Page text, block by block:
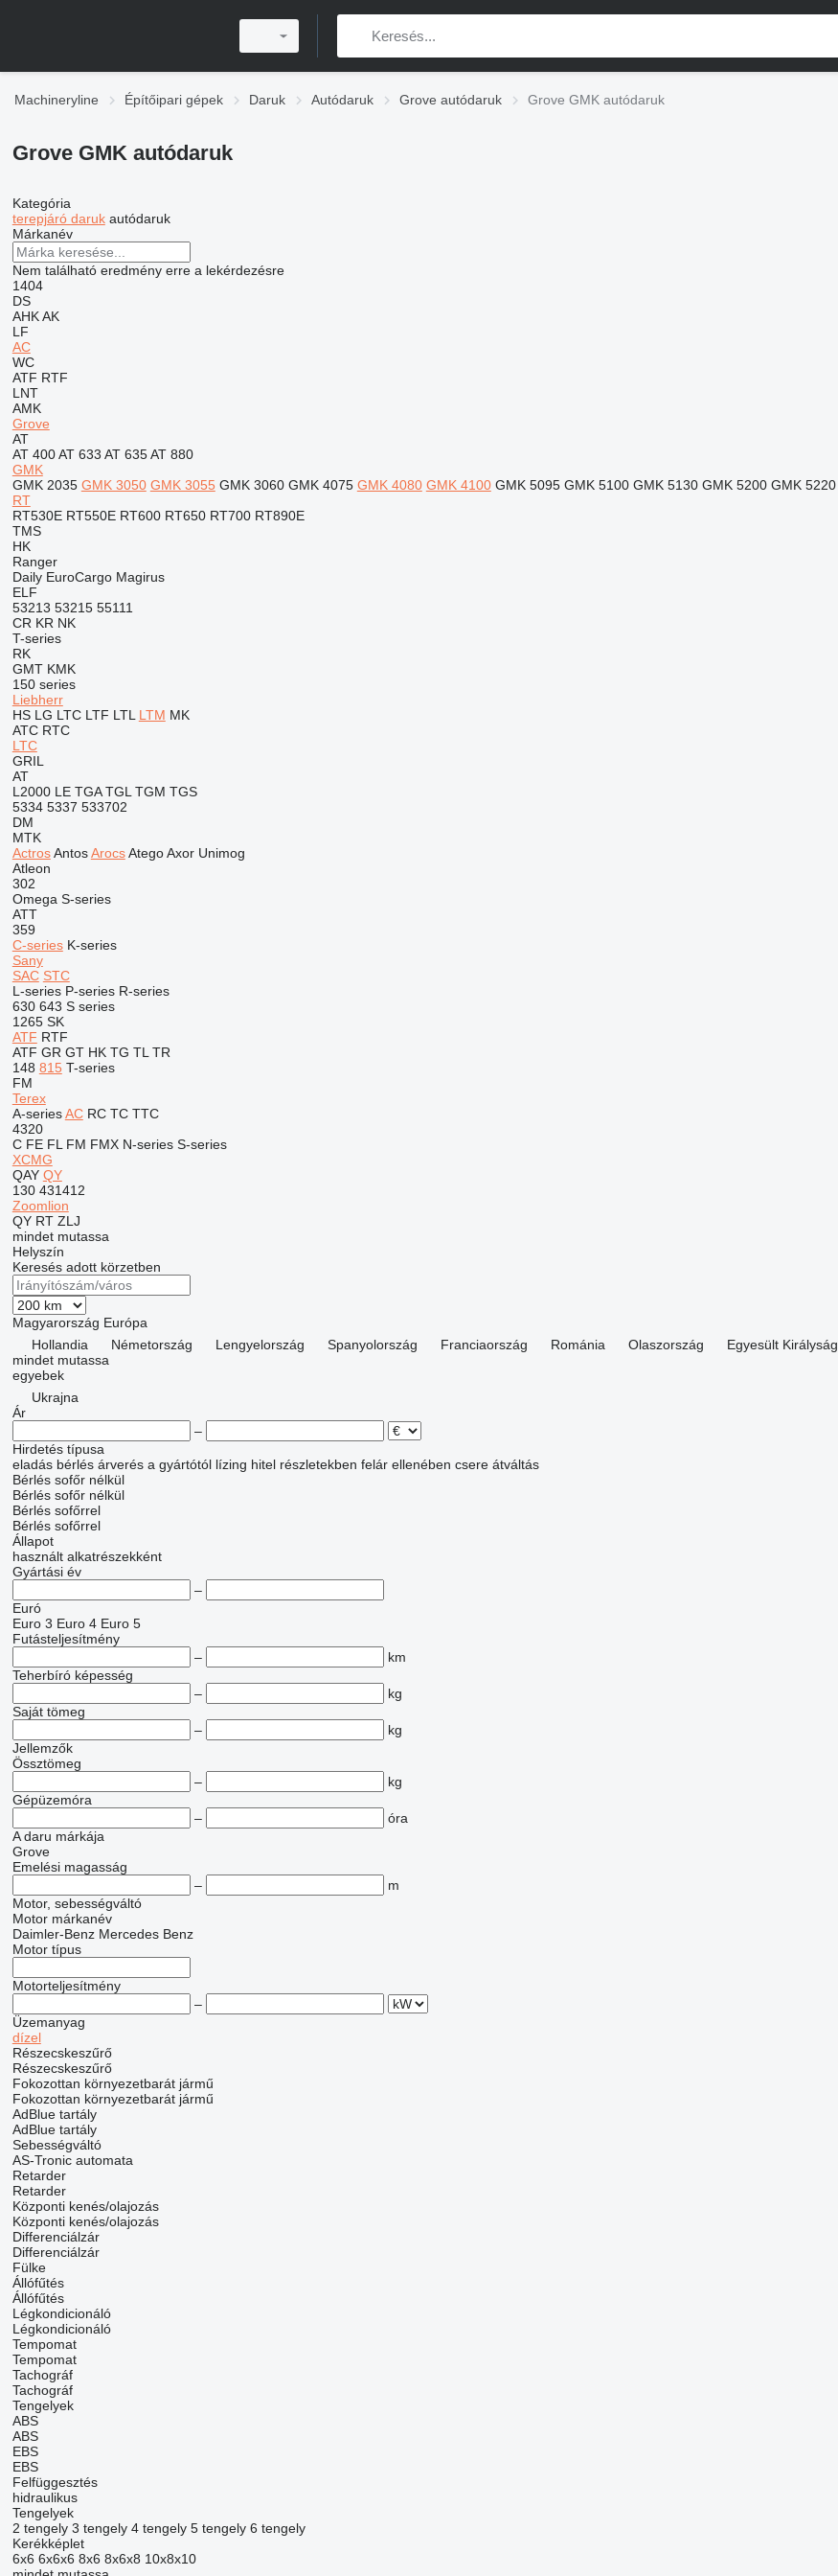
Machineryline Építőipari gépek Daruk Autódaruk Grove autódaruk Grove GMK autódaruk
Grove GMK autódaruk
Kategória
terepjáró daruk autódaruk
Márkanév
Nem található eredmény erre a lekérdezésre
1404
DS
AHK AK
LF
AC
WC
ATF RTF
LNT
AMK
Grove
AT
AT 400 AT 633 AT 635 AT 880
GMK
GMK 2035 GMK 3050 GMK 3055 GMK 3060 GMK 4075 GMK 4080 GMK 4100 GMK 5095 GMK 5100 GMK 5130 GMK 5200 GMK 5220
RT
RT530E RT550E RT600 RT650 RT700 RT890E
TMS
HK
Ranger
Daily EuroCargo Magirus
ELF
53213 53215 55111
CR KR NK
T-series
RK
GMT KMK
150 series
Liebherr
HS LG LTC LTF LTL LTM MK
ATC RTC
LTC
GRIL
AT
L2000 LE TGA TGL TGM TGS
5334 5337 533702
DM
MTK
Actros Antos Arocs Atego Axor Unimog
Atleon
302
Omega S-series
ATT
359
C-series K-series
Sany
SAC STC
L-series P-series R-series
630 643 S series
1265 SK
ATF RTF
ATF GR GT HK TG TL TR
148 815 T-series
FM
Terex
A-series AC RC TC TTC
4320
C FE FL FM FMX N-series S-series
XCMG
QAY QY
130 431412
Zoomlion
QY RT ZLJ
mindet mutassa
Helyszín
Keresés adott körzetben
Magyarország Európa
Hollandia
Németország Lengyelország Spanyolország Franciaország Románia Olaszország
Egyesült Királyság
mindet mutassa
egyebek
Ukrajna
Ár
–
Hirdetés típusa
eladás bérlés árverés a gyártótól lízing hitel részletekben felár ellenében csere átváltás
Bérlés sofőr nélkül
Bérlés sofőr nélkül
Bérlés sofőrrel
Bérlés sofőrrel
Állapot
használt alkatrészekként
Gyártási év
–
Euró
Euro 3 Euro 4 Euro 5
Futásteljesítmény
–
km
Teherbíró képesség
–
kg
Saját tömeg
–
kg
Jellemzők
Össztömeg
–
kg
Gépüzemóra
–
óra
A daru márkája
Grove
Emelési magasság
–
m
Motor, sebességváltó
Motor márkanév
Daimler-Benz Mercedes Benz
Motor típus
Motorteljesítmény
–
Üzemanyag
dízel
Részecskeszűrő
Részecskeszűrő
Fokozottan környezetbarát jármű
Fokozottan környezetbarát jármű
AdBlue tartály
AdBlue tartály
Sebességváltó
AS-Tronic automata
Retarder
Retarder
Központi kenés/olajozás
Központi kenés/olajozás
Differenciálzár
Differenciálzár
Fülke
Állófűtés
Állófűtés
Légkondicionáló
Légkondicionáló
Tempomat
Tempomat
Tachográf
Tachográf
Tengelyek
ABS
ABS
EBS
EBS
Felfüggesztés
hidraulikus
Tengelyek
2 tengely 3 tengely 4 tengely 5 tengely 6 tengely
Kerékképlet
6x6 6x6x6 8x6 8x6x8 10x8x10